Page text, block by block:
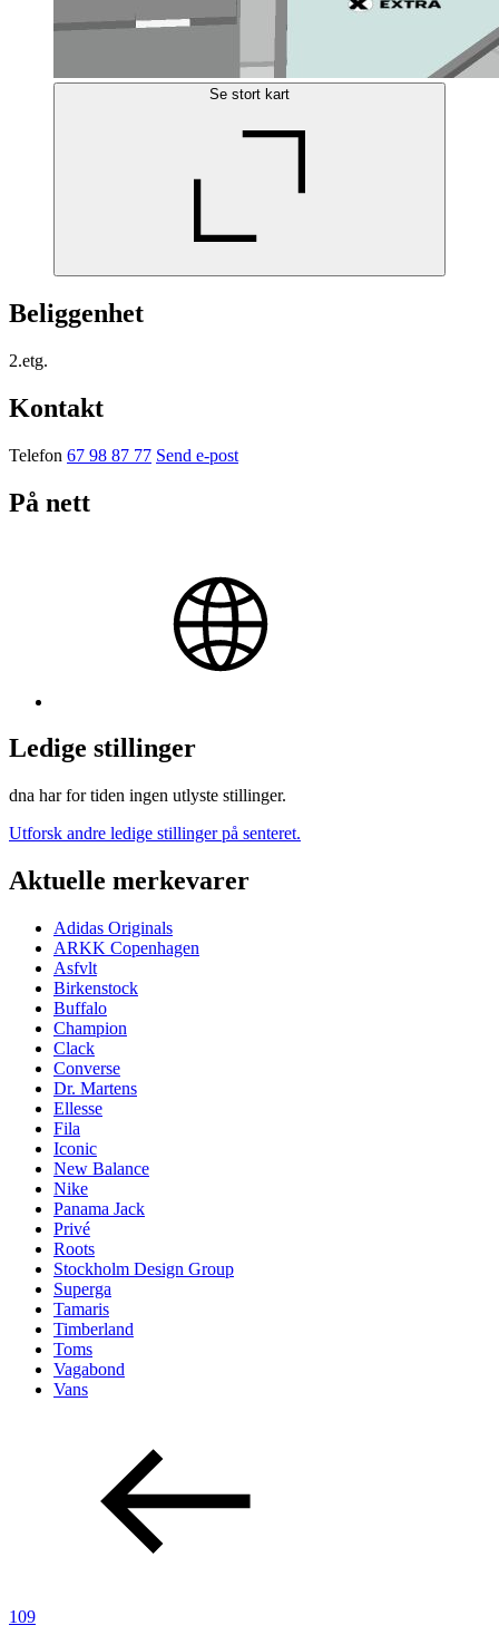
Se stort kart
Beliggenhet
2.etg.
Kontakt
Telefon 67 98 87 77 Send e-post
På nett
Ledige stillinger
dna har for tiden ingen utlyste stillinger.
Utforsk andre ledige stillinger på senteret.
Aktuelle merkevarer
Adidas Originals
ARKK Copenhagen
Asfvlt
Birkenstock
Buffalo
Champion
Clack
Converse
Dr. Martens
Ellesse
Fila
Iconic
New Balance
Nike
Panama Jack
Privé
Roots
Stockholm Design Group
Superga
Tamaris
Timberland
Toms
Vagabond
Vans
109